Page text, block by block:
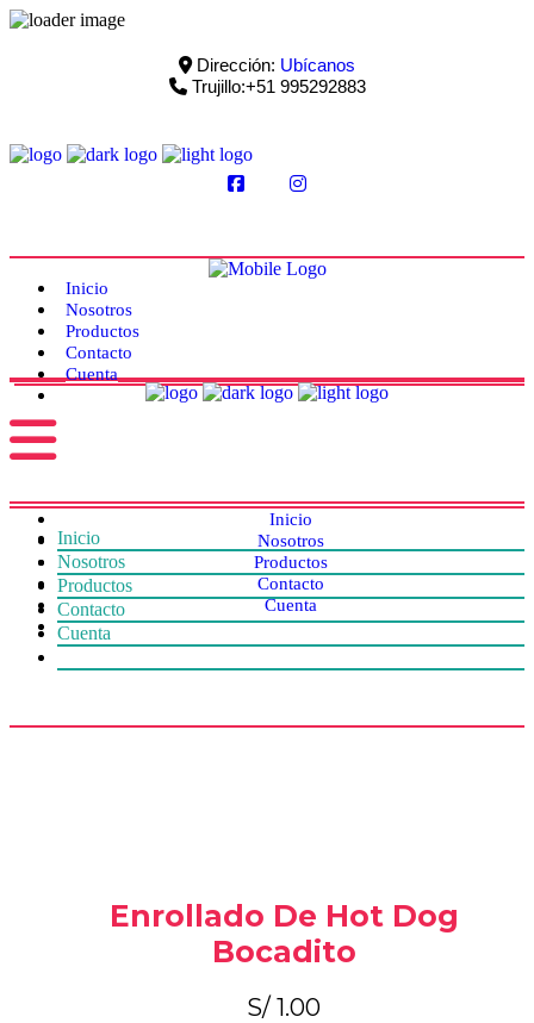
Dirección: Ubícanos
Trujillo:+51 995292883
Inicio
Nosotros
Productos
Contacto
Cuenta
Inicio
Nosotros
Productos
Contacto
Cuenta
Inicio
Nosotros
Productos
Contacto
Cuenta
Enrollado De Hot Dog
Bocadito
S/ 1.00